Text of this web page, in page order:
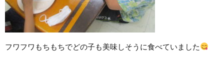
フワフワもちもちでどの子も美味しそうに食べていました